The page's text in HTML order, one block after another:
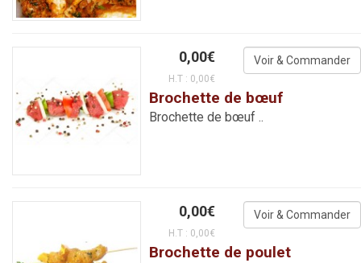
0,00€
H.T : 0,00€
Brochette de bœuf
Brochette de bœuf ..
0,00€
H.T : 0,00€
Brochette de poulet